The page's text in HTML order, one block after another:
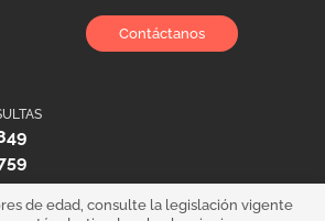
Contáctanos
de edad, consulte la legislación vigente